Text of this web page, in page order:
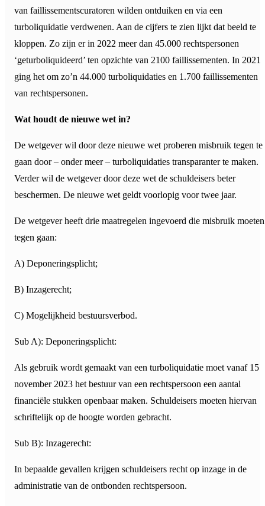
van faillissementscuratoren wilden ontduiken en via een
turboliquidatie verdwenen. Aan de cijfers te zien lijkt dat beeld te
kloppen. Zo zijn er in 2022 meer dan 45.000 rechtspersonen
‘geturboliquideerd’ ten opzichte van 2100 faillissementen. In 2021
ging het om zo’n 44.000 turboliquidaties en 1.700 faillissementen
van rechtspersonen.
Wat houdt de nieuwe wet in?
De wetgever wil door deze nieuwe wet proberen misbruik tegen te
gaan door – onder meer – turboliquidaties transparanter te maken.
Verder wil de wetgever door deze wet de schuldeisers beter
beschermen. De nieuwe wet geldt voorlopig voor twee jaar.
De wetgever heeft drie maatregelen ingevoerd die misbruik moeten
tegen gaan:
A) Deponeringsplicht;
B) Inzagerecht;
C) Mogelijkheid bestuursverbod.
Sub A): Deponeringsplicht:
Als gebruik wordt gemaakt van een turboliquidatie moet vanaf 15
november 2023 het bestuur van een rechtspersoon een aantal
financiële stukken openbaar maken. Schuldeisers moeten hiervan
schriftelijk op de hoogte worden gebracht.
Sub B): Inzagerecht:
In bepaalde gevallen krijgen schuldeisers recht op inzage in de
administratie van de ontbonden rechtspersoon.